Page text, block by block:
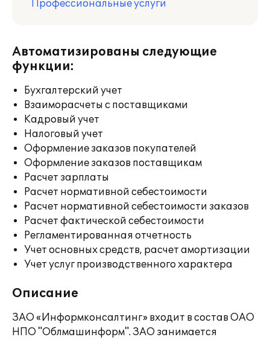
Профессиональные услуги
Автоматизированы следующие
функции:
Бухгалтерский учет
Взаиморасчеты с поставщиками
Кадровый учет
Налоговый учет
Оформление заказов покупателей
Оформление заказов поставщикам
Расчет зарплаты
Расчет нормативной себестоимости
Расчет нормативной себестоимости заказов
Расчет фактической себестоимости
Регламентированная отчетность
Учет основных средств, расчет амортизации
Учет услуг производственного характера
Описание
ЗАО «Информконсалтинг» входит в состав ОАО
НПО "Облмашинформ". ЗАО занимается